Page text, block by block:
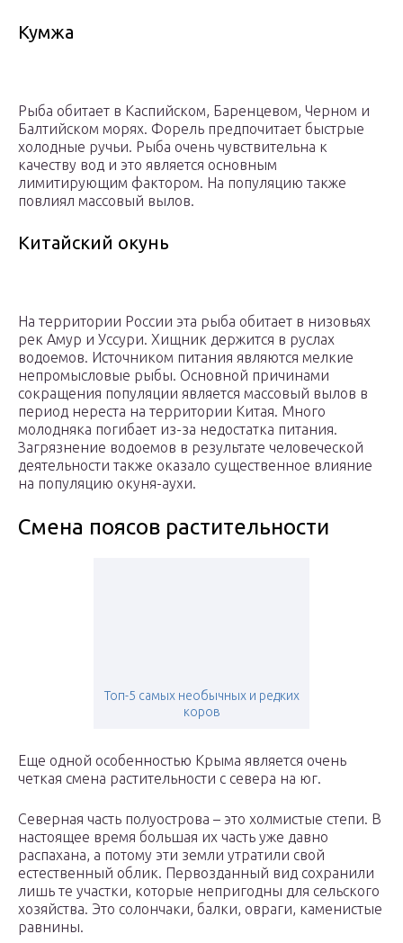
Кумжа
Рыба обитает в Каспийском, Баренцевом, Черном и
Балтийском морях. Форель предпочитает быстрые
холодные ручьи. Рыба очень чувствительна к
качеству вод и это является основным
лимитирующим фактором. На популяцию также
повлиял массовый вылов.
Китайский окунь
На территории России эта рыба обитает в низовьях
рек Амур и Уссури. Хищник держится в руслах
водоемов. Источником питания являются мелкие
непромысловые рыбы. Основной причинами
сокращения популяции является массовый вылов в
период нереста на территории Китая. Много
молодняка погибает из-за недостатка питания.
Загрязнение водоемов в результате человеческой
деятельности также оказало существенное влияние
на популяцию окуня-аухи.
Смена поясов растительности
Топ-5 самых необычных и редких
коров
Еще одной особенностью Крыма является очень
четкая смена растительности с севера на юг.
Северная часть полуострова – это холмистые степи. В
настоящее время большая их часть уже давно
распахана, а потому эти земли утратили свой
естественный облик. Первозданный вид сохранили
лишь те участки, которые непригодны для сельского
хозяйства. Это солончаки, балки, овраги, каменистые
равнины.